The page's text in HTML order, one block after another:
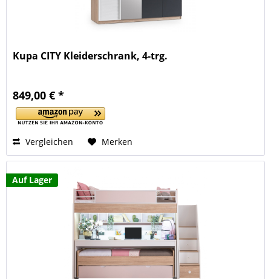
Kupa CITY Kleiderschrank, 4-trg.
849,00 € *
Vergleichen Merken
Auf Lager